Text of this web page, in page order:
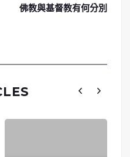
佛教與基督教有何分別